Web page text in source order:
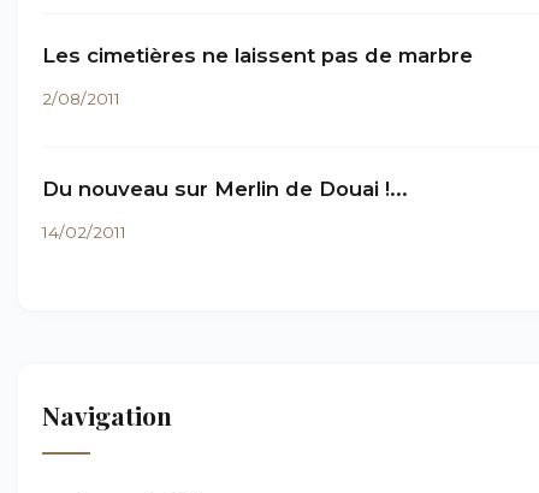
Les cimetières ne laissent pas de marbre
2/08/2011
Du nouveau sur Merlin de Douai !...
14/02/2011
Navigation